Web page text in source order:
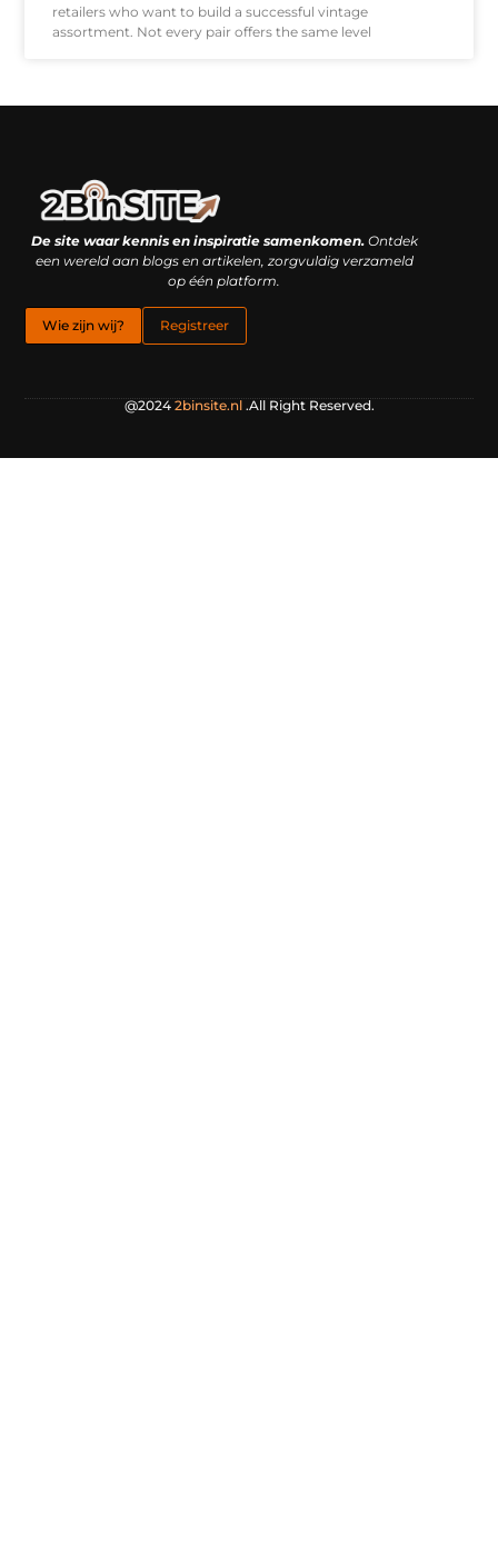
retailers who want to build a successful vintage
assortment. Not every pair offers the same level
De site waar kennis en inspiratie samenkomen.Ontdek
een wereld aan blogs en artikelen, zorgvuldig verzameld
op één platform.
Wie zijn wij? Registreer
@2024 2binsite.nl.All Right Reserved.